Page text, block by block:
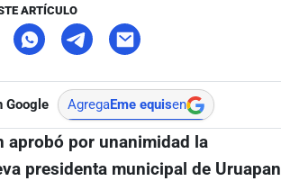
ARTÍCULO
Google AgregaEme equisen
aprobó por unanimidad la
presidenta municipal de Uruapan